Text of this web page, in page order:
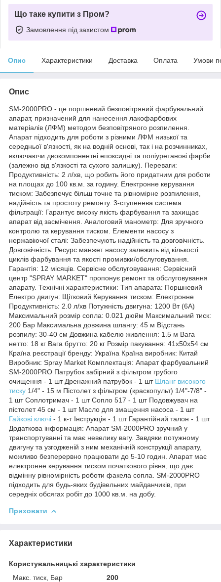
Що таке купити з Пром?
Замовлення під захистом
Опис Характеристики Доставка Оплата Умови
Опис
SM-2000PRO - це поршневий безповітряний фарбувальний
апарат, призначений для нанесення лакофарбових
матеріалів (ЛФМ) методом безповітряного розпилення.
Апарат підходить для роботи з різними ЛФМ низької та
середньої в'язкості, як на водній основі, так і на розчинниках,
включаючи двокомпонентні епоксидні та поліуретанові фарби
(залежно від в'язкості та сухого залишку). Переваги:
Продуктивність: 2 л/хв, що робить його придатним для роботи
на площах до 100 кв.м. за годину. Електронне керування
тиском: Забезпечує більш точне та рівномірне розпилення,
надійність та простоту ремонту. 3-ступенева система
фільтрації: Гарантує високу якість фарбування та захищає
апарат від засмічення. Аналоговий манометр: Для зручного
контролю та керування тиском. Елементи насосу з
нержавіючої сталі: Забезпечують надійність та довговічність.
Довговічність: Ресурс манжет насосу залежить від кількості
циклів фарбування та якості промивки/обслуговування.
Гарантія: 12 місяців. Сервісне обслуговування: Сервісний
центр "SPRAY MARKET" пропонує ремонт та обслуговування
апарату. Технічні характеристики: Тип апарата: Поршневий
Електро двигун: Щітковий Керування тиском: Електронне
Продуктивність: 2.0 л/хв Потужність двигуна: 1200 Вт (6А)
Максимальний розмір сопла: 0.021 дюйм Максимальний тиск:
200 Бар Максимальна довжина шлангу: 45 м Відстань
розпилу: 30-40 см Довжина кабелю живлення: 1.5 м Вага
нетто: 18 кг Вага брутто: 20 кг Розмір пакування: 41x50x54 см
Країна реєстрації бренду: Україна Країна виробник: Китай
Виробник: Spray Market Комплектація: Апарат фарбувальний
SM-2000PRO Патрубок забірний з фільтром грубого
очищення - 1 шт Дренажний патрубок - 1 шт Шланг високого
тиску 1/4" - 15 м Пістолет з фільтром (краскопульт) 1/4"-7/8" -
1 шт Соплотримач - 1 шт Сопло 517 - 1 шт Подовжувач на
пістолет 45 см - 1 шт Масло для змащення насоса - 1 шт
Гайкові ключі - 1 к-т Інструкція - 1 шт Гарантійний талон - 1 шт
Додаткова інформація: Апарат SM-2000PRO зручний у
транспортуванні та має невелику вагу. Завдяки потужному
двигуну та узгодженій з ним механічній конструкції апарату,
можливо безперервно працювати до 5-10 годин. Апарат має
електронне керування тиском початкового рівня, що дає
відмінну рівномірність роботи факела сопла. SM-2000PRO
підходить для будь-яких будівельних майданчиків, при
середніх обсягах робіт до 1000 кв.м. на добу.
Приховати
Характеристики
Користувальницькі характеристики
Макс. тиск, Бар
200